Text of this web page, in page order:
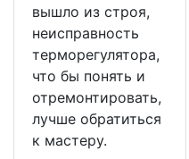
вышло из строя,
неисправность
терморегулятора,
что бы понять и
отремонтировать,
лучше обратиться
к мастеру.